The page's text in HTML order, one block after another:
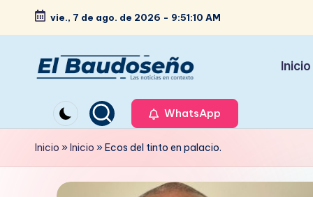
Saltar
contenido
vie., 7 de ago. de 2026 - 9:51:11 AM
e
ri
noticias
en
contexto
Inicio
WhatsApp
Inicio »Inicio »Ecos del tinto en palacio.